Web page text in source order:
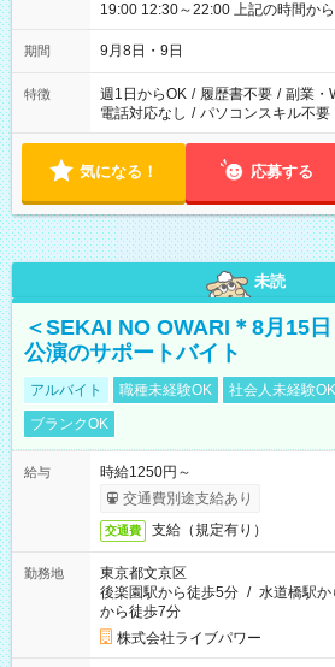
19:00 12:30～22:00 上記の時間から好きな時間を選べます！ ※
時間は変更となる可能性があります
期間 9月8日・9日
特徴 週1日からOK / 履歴書不要 / 副業・
電話対応なし / パソコンスキル不要
気になる！ 応募する
未読
＜SEKAI NO OWARI＊8月15
公演のサポートバイト
アルバイト 職種未経験OK 社会人未経験OK
ブランクOK
給与
時給1250円～
交通費別途支給あり
交通費 支給（規定有り）
勤務地
東京都文京区
後楽園駅から徒歩5分 / 水道橋駅
から徒歩7分
株式会社ライブパワー